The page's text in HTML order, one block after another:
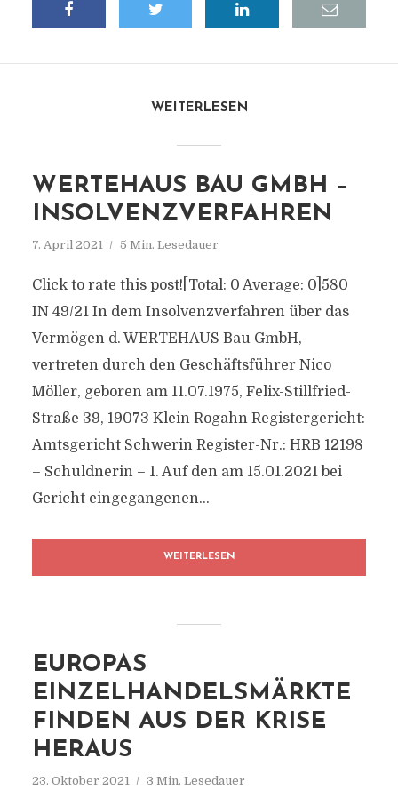
WEITERLESEN
WERTEHAUS BAU GMBH –
INSOLVENZVERFAHREN
7. April 2021 5 Min. Lesedauer
Click to rate this post![Total: 0 Average: 0]580
IN 49/21 In dem Insolvenzverfahren über das
Vermögen d. WERTEHAUS Bau GmbH,
vertreten durch den Geschäftsführer Nico
Möller, geboren am 11.07.1975, Felix-Stillfried-
Straße 39, 19073 Klein Rogahn Registergericht:
Amtsgericht Schwerin Register-Nr.: HRB 12198
– Schuldnerin – 1. Auf den am 15.01.2021 bei
Gericht eingegangenen...
WEITERLESEN
EUROPAS
EINZELHANDELSMÄRKTE
FINDEN AUS DER KRISE
HERAUS
23. Oktober 2021 3 Min. Lesedauer